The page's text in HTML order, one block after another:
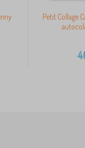
Petit Collage